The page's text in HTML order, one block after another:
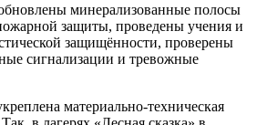
минерализованные полосы
защиты, проведены учения и
защищённости, проверены
сигнализации и тревожные
материально-техническая